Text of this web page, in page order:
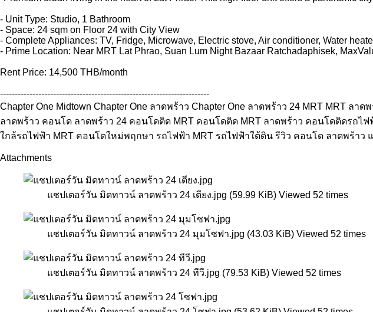
- Unit Type: Studio, 1 Bathroom
- Space: 24 sqm on Floor 24 with City View
- Complete Appliances: TV, Fridge, Microwave, Electric stove, Air conditioner, Water
- Prime Location: Near MRT Lat Phrao, Suan Lum Night Bazaar Ratchadaphisek,
Rent Price: 14,500 THB/month
-----------------------------------------------------------------------
Chapter One Midtown Chapter One ลาดพร้าว Chapter One ลาดพร้าว 24 MRT MRT
ลาดพร้าว คอนโด ลาดพร้าว 24 คอนโดติด MRT คอนโดติด MRT ลาดพร้าว คอนโดติดรถ
ใกล้รถไฟฟ้า MRT คอนโดใหม่พฤกษา รถไฟฟ้า MRT รถไฟฟ้าใต้ดิน รีวิว คอนโด ลาดพร้าว
Attachments
แชปเตอร์วัน มิดทาวน์ ลาดพร้าว 24 เตียง.jpg (59.99 KiB) Viewed 52 times
แชปเตอร์วัน มิดทาวน์ ลาดพร้าว 24 มุมโซฟา.jpg (43.03 KiB) Viewed 52 times
แชปเตอร์วัน มิดทาวน์ ลาดพร้าว 24 ทีวี.jpg (79.53 KiB) Viewed 52 times